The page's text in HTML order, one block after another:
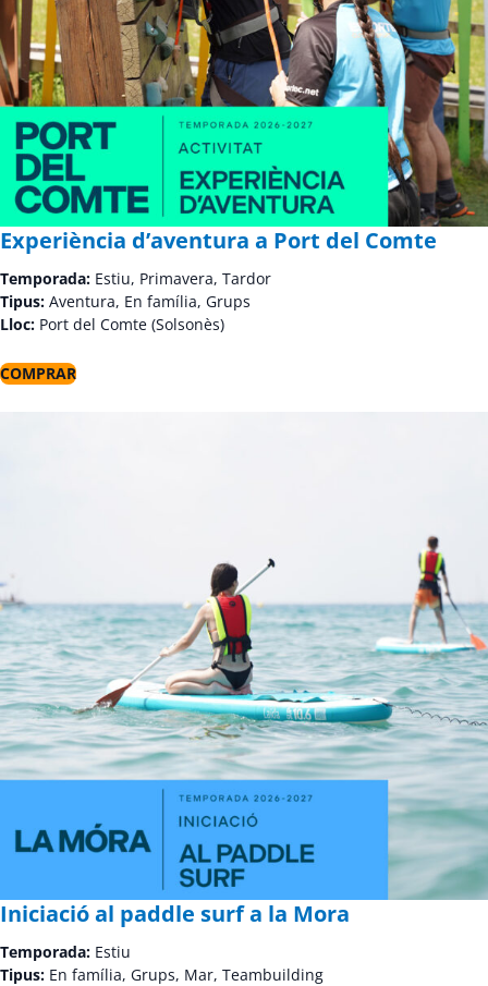
Experiència d’aventura a Port del Comte
Temporada: Estiu, Primavera, Tardor
Tipus: Aventura, En família, Grups
Lloc: Port del Comte (Solsonès)
COMPRAR
Iniciació al paddle surf a la Mora
Temporada: Estiu
Tipus: En família, Grups, Mar, Teambuilding